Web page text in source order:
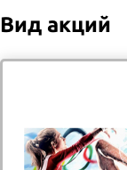
Вид акций
Доставка Оплата